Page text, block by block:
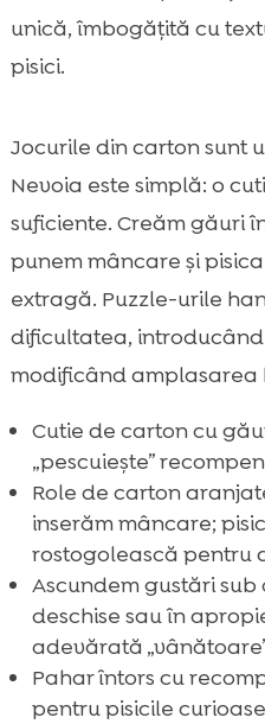
unică, îmbogățită cu
pisici.
Jocurile din carton sunt
Nevoia este simplă: o
suficiente. Creăm găuri
punem mâncare și
extragă. Puzzle-urile
dificultatea,
modificând amplasarea
Cutie de carton cu
„pescuiește”
Role de carton
inserăm mâncare;
rostogolească pentru
Ascundem gustări sub
deschise sau în
adevărată
Pahar întors cu
pentru pisicile